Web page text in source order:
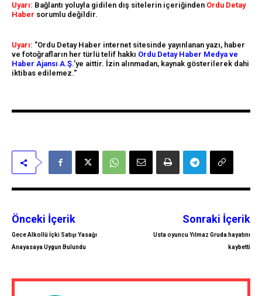
Uyarı: Bağlantı yoluyla gidilen dış sitelerin içeriğinden Ordu Detay
Haber sorumlu değildir.
Uyarı: "Ordu Detay Haber internet sitesinde yayınlanan yazı, haber
ve fotoğrafların her türlü telif hakkı Ordu Detay Haber Medya ve
Haber Ajansı A.Ş.’ye aittir. İzin alınmadan, kaynak gösterilerek dahi
iktibas edilemez."
Önceki İçerik
Gece Alkollü İçki Satışı Yasağı
Anayasaya Uygun Bulundu
Sonraki İçerik
Usta oyuncu Yılmaz Gruda hayatını
kaybetti